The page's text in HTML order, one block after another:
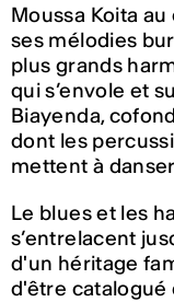
Moussa Koita
ses mélodies
plus grands
qui s’envole et
Biayenda,
dont les
mettent à
Le blues et les
s’entrelacent
d'un héritage
d'être catalogué